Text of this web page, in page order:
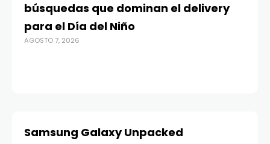
búsquedas que dominan el delivery
para el Día del Niño
AGOSTO 7, 2026
Samsung Galaxy Unpacked